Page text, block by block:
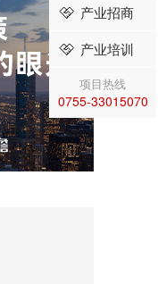
产业招商
产业培训
项目热线
0755-33015070